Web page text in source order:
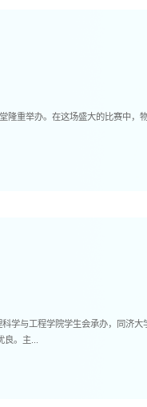
隆重举办。在这场盛大的比赛中，
学与工程学院学生会承办，同济
。主...